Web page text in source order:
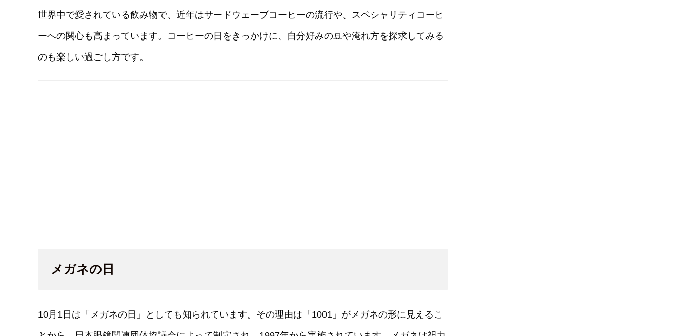
世界中で愛されている飲み物で、近年はサードウェーブコーヒーの流行や、スペシャリティコーヒ
ーへの関心も高まっています。コーヒーの日をきっかけに、自分好みの豆や淹れ方を探求してみる
のも楽しい過ごし方です。
メガネの日
10月1日は「メガネの日」としても知られています。その理由は「1001」がメガネの形に見えるこ